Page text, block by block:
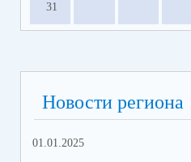
31
Новости региона
01.01.2025